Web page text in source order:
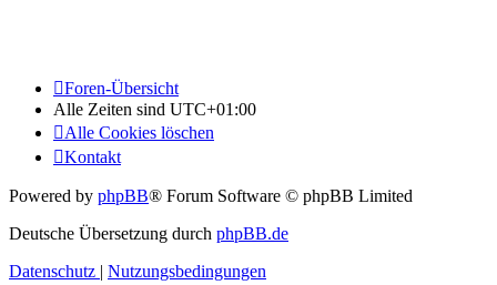
Foren-Übersicht
Alle Zeiten sind UTC+01:00
Alle Cookies löschen
Kontakt
Powered by phpBB® Forum Software © phpBB Limited
Deutsche Übersetzung durch phpBB.de
Datenschutz | Nutzungsbedingungen